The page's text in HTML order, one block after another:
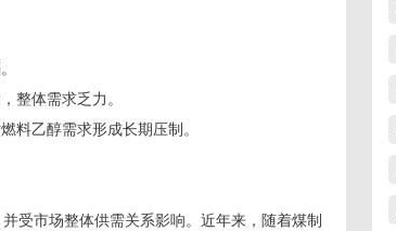
整体需求乏力。
料乙醇需求形成长期压制。
受市场整体供需关系影响。近年来，随着煤制